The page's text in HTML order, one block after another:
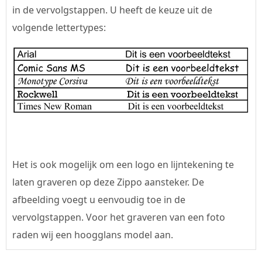
in de vervolgstappen. U heeft de keuze uit de
volgende lettertypes:
Het is ook mogelijk om een logo en lijntekening te
laten graveren op deze Zippo aansteker. De
afbeelding voegt u eenvoudig toe in de
vervolgstappen. Voor het graveren van een foto
raden wij een hoogglans model aan.